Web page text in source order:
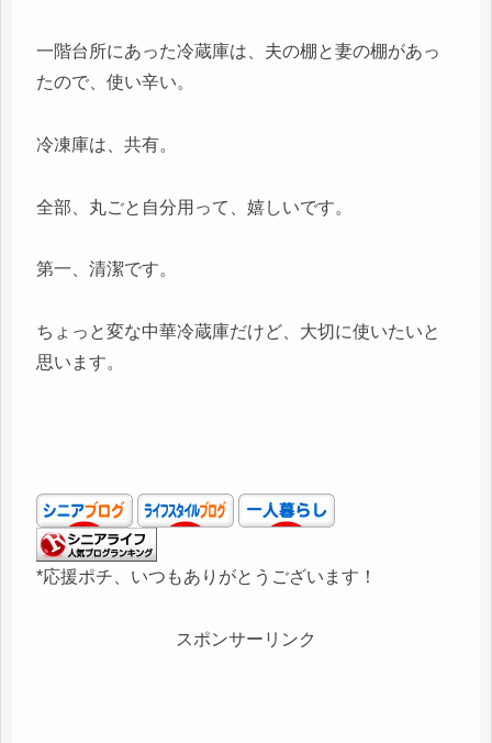
一階台所にあった冷蔵庫は、夫の棚と妻の棚があっ
たので、使い辛い。
冷凍庫は、共有。
全部、丸ごと自分用って、嬉しいです。
第一、清潔です。
ちょっと変な中華冷蔵庫だけど、大切に使いたいと
思います。
*応援ポチ、いつもありがとうございます！
スポンサーリンク